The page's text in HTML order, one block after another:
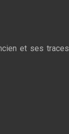
et ses traces